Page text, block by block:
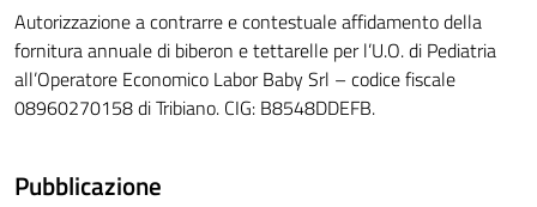
Autorizzazione a contrarre e contestuale affidamento della
fornitura annuale di biberon e tettarelle per l’U.O. di Pediatria
all’Operatore Economico Labor Baby Srl – codice fiscale
08960270158 di Tribiano. CIG: B8548DDEFB.
Pubblicazione